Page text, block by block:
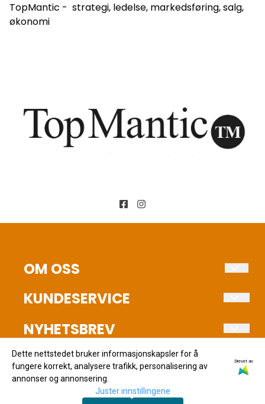
TopMantic - strategi, ledelse, markedsføring, salg,
økonomi
OM OSS
2040 Kløfta
Org. nr. NO 912 023 311 MVA
Tlf:99396621
jonghov@fuglehundensverden.no
KUNDESERVICE
Betaling
Kontakt oss
NYHETSBREV
Registrer deg for å motta nyheter og tilbud!
E-post
Dette nettstedet bruker informasjonskapsler for å
fungere korrekt, analysere trafikk, personalisering av
annonser og annonsering.
Drevet av
Juster innstillingene